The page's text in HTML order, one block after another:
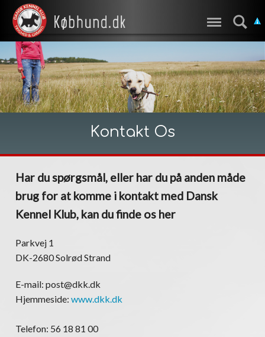
Kontakt Os
Har du spørgsmål, eller har du på anden måde
brug for at komme i kontakt med Dansk
Kennel Klub, kan du finde os her
Parkvej 1
DK-2680 Solrød Strand
E-mail: post@dkk.dk
Hjemmeside: www.dkk.dk
Telefon: 56 18 81 00